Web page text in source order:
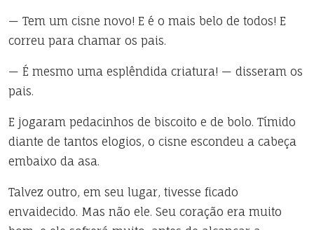
— Tem um cisne novo! E é o mais belo de todos! E
correu para chamar os pais.
— É mesmo uma esplêndida criatura! — disseram os
pais.
E jogaram pedacinhos de biscoito e de bolo. Tímido
diante de tantos elogios, o cisne escondeu a cabeça
embaixo da asa.
Talvez outro, em seu lugar, tivesse ficado
envaidecido. Mas não ele. Seu coração era muito